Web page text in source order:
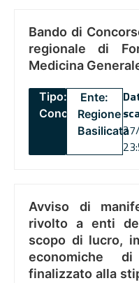
Bando di
regionale di
Medicina
Tipo:
Concorsi
Ente:
Regione
Basilicata
Avviso di
rivolto a enti
scopo di lucro,
economiche
finalizzato alla